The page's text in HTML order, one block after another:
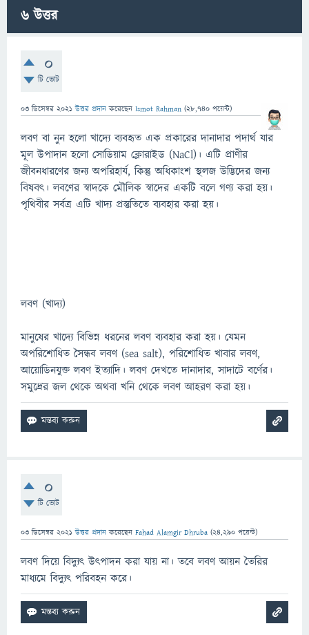
6উত্তর
0
টি ভোট
03 ডিসেম্বর 2021 উত্তর প্রদান করেছেন Ismot Rahman (28,740 পয়েন্ট)
লবণ বা নুন​ হলো খাদ্যে ব্যবহৃত এক প্রকারের দানাদার পদার্থ যার
মূল উপাদান হলো সোডিয়াম ক্লোরাইড (NaCl)। এটি প্রাণীর
জীবনধারণের জন্য অপরিহার্য, কিন্তু অধিকাংশ স্থলজ উদ্ভিদের জন্য
বিষবৎ। লবণের স্বাদকে মৌলিক স্বাদের একটি বলে গণ্য করা হয়।
পৃথিবীর সর্বত্র এটি খাদ্য প্রস্তুতিতে ব্যবহার করা হয়।
লবণ (খাদ্য)
মানুষের খাদ্যে বিভিন্ন ধরনের লবণ ব্যবহার করা হয়। যেমন
অপরিশোধিত সৈন্ধব লবণ (sea salt), পরিশোধিত খাবার লবণ,
আয়োডিনযুক্ত লবণ ইত্যাদি। লবণ দেখতে দানাদার, সাদাটে বর্ণের।
সমুদ্রের জল থেকে অথবা খনি থেকে লবণ আহরণ করা হয়।
0
টি ভোট
03 ডিসেম্বর 2021 উত্তর প্রদান করেছেন Fahad Alamgir Dhruba (24,290 পয়েন্ট)
লবণ দিয়ে বিদ্যুৎ উৎপাদন করা যায় না। তবে লবণ আয়ন তৈরির
মাধ্যমে বিদ্যুৎ পরিবহন করে।